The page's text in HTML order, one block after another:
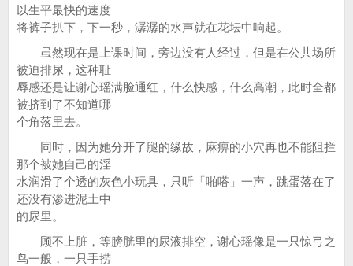
以生平最快的速度
将裤子扒下，下一秒，潺潺的水声就在花坛中响起。
虽然现在是上课时间，旁边没有人经过，但是在公共场所
被迫排尿，这种耻
辱感还是让谢心瑶满脸通红，什么快感，什么高潮，此时全都
被挤到了不知道哪
个角落里去。
同时，因为她分开了腿的缘故，麻痹的小穴再也不能阻拦
那个被她自己的淫
水润滑了个透的灰色小玩具，只听「啪嗒」一声，跳蛋落在了
还没有渗进泥土中
的尿里。
顾不上脏，等膀胱里的尿液排空，谢心瑶像是一只惊弓之
鸟一般，一只手捞